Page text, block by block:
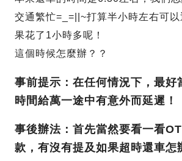
交通繁忙=_=||~打算半小時左右可
果花了1小時多呢！
這個時候怎麼辦？？
事前提示：在任何情況下，最好
時間給萬一途中有意外而延遲！
事後辦法：首先當然要看一看
款，有沒有提及如果超時還車怎